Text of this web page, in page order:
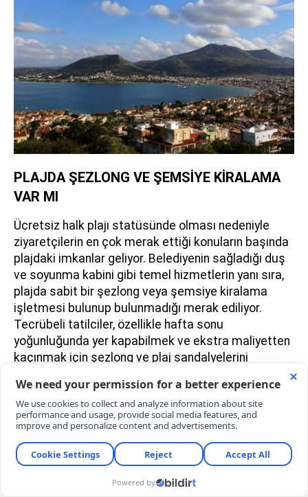
PLAJDA ŞEZLONG VE ŞEMSİYE KİRALAMA
VAR MI
Ücretsiz halk plajı statüsünde olması nedeniyle
ziyaretçilerin en çok merak ettiği konuların başında
plajdaki imkanlar geliyor. Belediyenin sağladığı duş
ve soyunma kabini gibi temel hizmetlerin yanı sıra,
plajda sabit bir şezlong veya şemsiye kiralama
işletmesi bulunup bulunmadığı merak ediliyor.
Tecrübeli tatilciler, özellikle hafta sonu
yoğunluğunda yer kapabilmek ve ekstra maliyetten
kaçınmak için şezlong ve plaj sandalyelerini
seçenek olduğunu belirtiyor.
BURUNUCU PLAJINDA OTOPARK SORUNU
VAR MI?
Özellikle yaz sezonunda ve hafta sonlarında
günübirlikçilerin akınına uğrayan Yeni Foça'da, araç